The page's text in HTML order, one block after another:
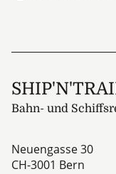
Bahn- und
Neuengasse 30
CH-3001 Bern